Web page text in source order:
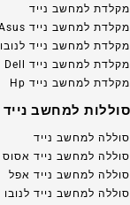
מקלדת למחשב נייד
מקלדת למחשב נייד Asus
מקלדת למחשב נייד לנובו
מקלדת למחשב נייד Dell
מקלדת למחשב נייד Hp
סוללות למחשב נייד
סוללה למחשב נייד
סוללה למחשב נייד אסוס
סוללה למחשב נייד אפל
סוללה למחשב נייד לנובו